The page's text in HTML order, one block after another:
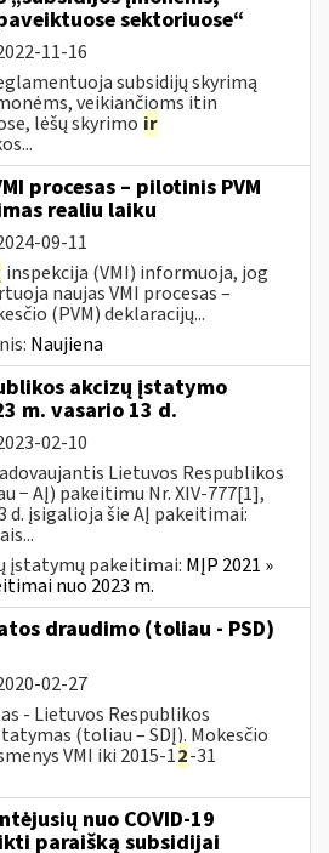
sektoriuose“
11-16
subsidijų skyrimą
veikiančioms itin
lėšų skyrimo ir
procesas – pilotinis PVM
realiu laiku
09-11
inspekcija (VMI) informuoja, jog
naujas VMI procesas –
(PVM) deklaracijų...
Naujiena
akcizų įstatymo
m. vasario 13 d.
02-10
Lietuvos Respublikos
− AĮ) pakeitimu Nr. XIV-777[1],
d. įsigalioja šie AĮ pakeitimai:
įstatymų pakeitimai: MĮP 2021 »
nuo 2023 m.
draudimo (toliau - PSD)
02-27
- Lietuvos Respublikos
(toliau – SDĮ). Mokesčio
VMI iki 2015-12-31
nuo COVID-19
paraišką subsidijai